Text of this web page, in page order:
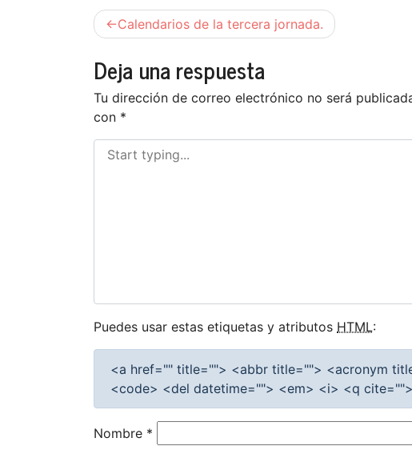
Navegación
de
entradas
Calendarios de la tercera jornada.
Deja una respuesta
Tu dirección de correo electrónico no será
con *
Puedes usar estas etiquetas y atributos HTML:
<a href="" title=""> <abbr title=""> <acronym
<code> <del datetime=""> <em> <i> <q
Nombre *